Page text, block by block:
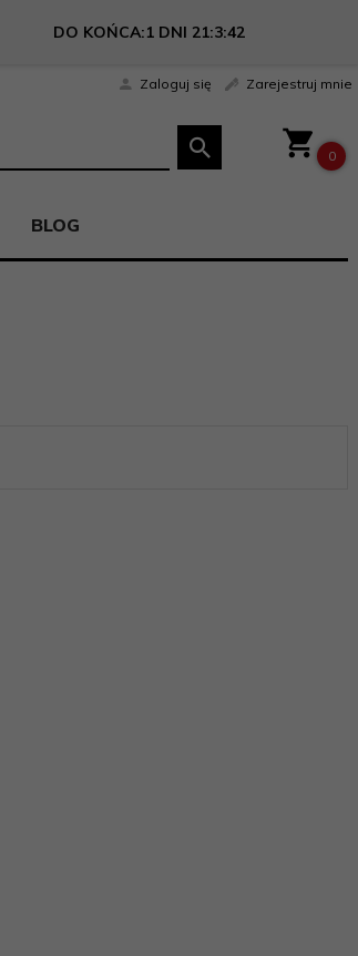
DO KOŃCA:1 DNI 21:3:41
Zaloguj się Zarejestruj mnie
0
BLOG